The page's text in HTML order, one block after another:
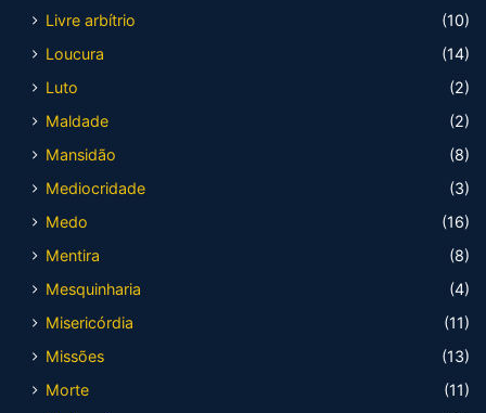
Livre arbítrio
(10)
Loucura
(14)
Luto
(2)
Maldade
(2)
Mansidão
(8)
Mediocridade
(3)
Medo
(16)
Mentira
(8)
Mesquinharia
(4)
Misericórdia
(11)
Missões
(13)
Morte
(11)